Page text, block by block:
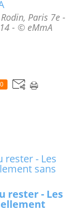
Paris 7e -
- © eMmA
0
rester - Les